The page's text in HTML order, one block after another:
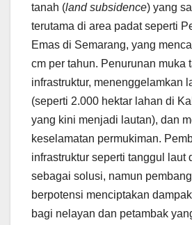
tanah (land subsidence) yang
terutama di area padat seperti
Emas di Semarang, yang
cm per tahun. Penurunan muka
infrastruktur, menenggelamkan
(seperti 2.000 hektar lahan di
yang kini menjadi lautan), dan
keselamatan permukiman.
infrastruktur seperti tanggul laut
sebagai solusi, namun
berpotensi menciptakan
bagi nelayan dan petambak